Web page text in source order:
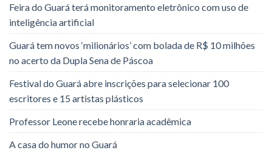
Feira do Guará terá monitoramento eletrônico com uso de
inteligência artificial
Guará tem novos ‘milionários’ com bolada de R$ 10 milhões
no acerto da Dupla Sena de Páscoa
Festival do Guará abre inscrições para selecionar 100
escritores e 15 artistas plásticos
Professor Leone recebe honraria acadêmica
A casa do humor no Guará